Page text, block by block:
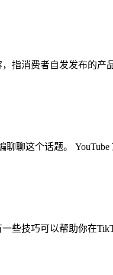
指消费者自发发布的
聊聊这个话题。
些技巧可以帮助你在